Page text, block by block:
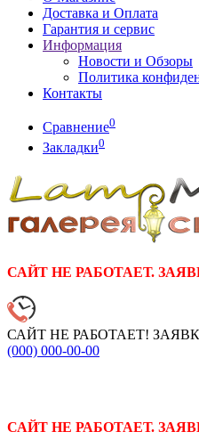
Доставка и Оплата
Гарантия и сервис
Информация
Новости и Обзоры
Политика
Контакты
Сравнение0
Закладки0
САЙТ НЕ РАБОТАЕТ.
САЙТ НЕ РАБОТАЕТ!
(000) 000-00-00
САЙТ НЕ РАБОТАЕТ.